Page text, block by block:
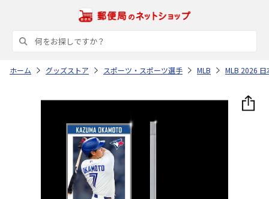
ホーム グッズストア スポーツ・スポーツ選手 MLB MLB 2026